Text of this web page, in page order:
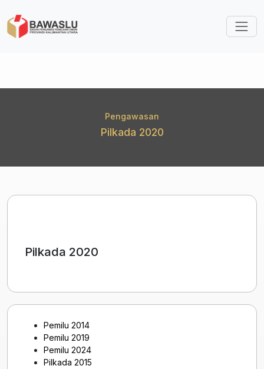
Pengawasan
Pilkada 2020
Pilkada 2020
Pemilu 2014
Pemilu 2019
Pemilu 2024
Pilkada 2015